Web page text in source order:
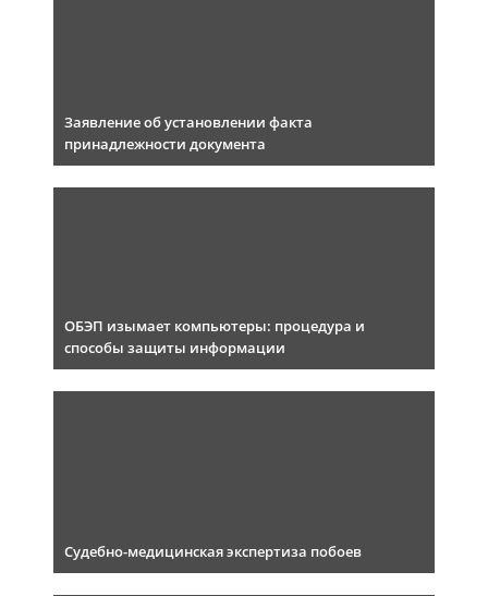
Заявление об установлении факта
принадлежности документа
ОБЭП изымает компьютеры: процедура и
способы защиты информации
Судебно-медицинская экспертиза побоев